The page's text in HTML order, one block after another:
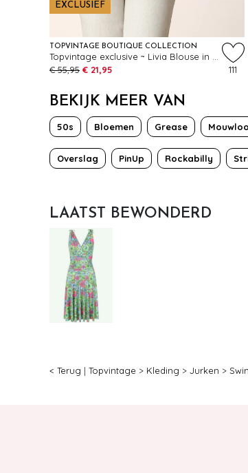
EXCLUSIEF
TOPVINTAGE BOUTIQUE COLLECTION
€ 55,95 € 21,95 111
BEKIJK MEER VAN
50s Bloemen Grease
Overslag PinUp Rockabilly
LAATST BEWONDERD
< Terug | Topvintage > Kleding > Jurken >